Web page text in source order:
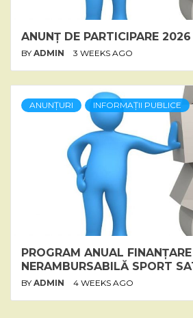
ANUNȚ DE PARTICIPARE
BY ADMIN 3 WEEKS AGO
ANUNȚURI INFORMAȚII PUBLICE
PROGRAM ANUAL FINANȚARE
NERAMBURSABILĂ SPORT
BY ADMIN 4 WEEKS AGO